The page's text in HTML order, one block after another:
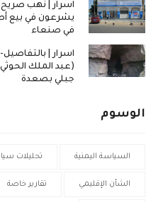
اسرار | نهب صريح
يشرعون في بيع
في صنعاء
اسرار |
(عبد الملك
جبلي بصعدة
الوسوم
السياسة اليمنية تحليلات
الشأن الإقليمي تقارير خاصة